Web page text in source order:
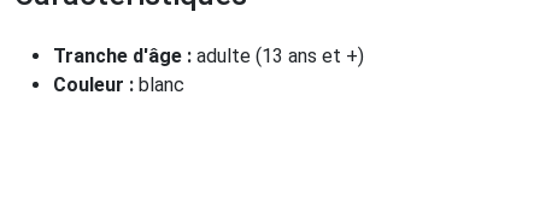
Tranche d'âge : adulte (13 ans et +)
Couleur : blanc